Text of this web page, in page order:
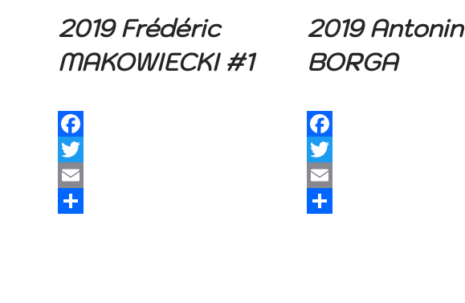
2019 Frédéric
MAKOWIECKI #1
Facebook
Twitter
Email
2019 Antonin
BORGA
Facebook
Twitter
Email